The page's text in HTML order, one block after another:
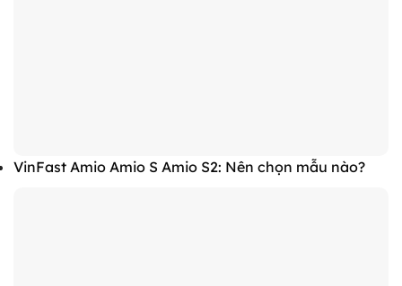
VinFast Amio Amio S Amio S2: Nên chọn mẫu nào?